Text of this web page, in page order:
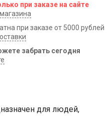
при заказе на сайте
при заказе от 5000 рублей
забрать сегодня
для людей,